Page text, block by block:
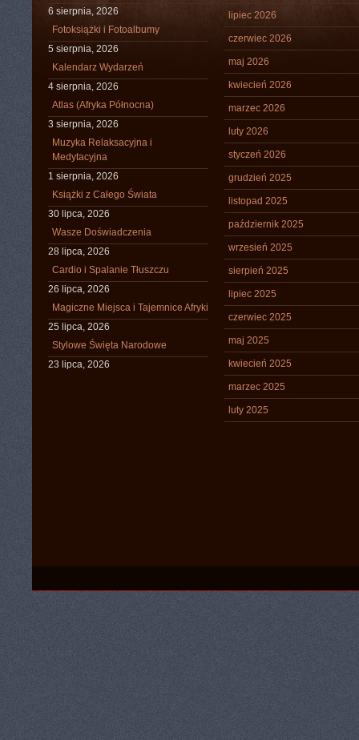
6 sierpnia, 2026
Fotoksiążki i Fotoalbumy
5 sierpnia, 2026
Kalendarz Wydarzeń
4 sierpnia, 2026
Atlas (Afryka Północna)
3 sierpnia, 2026
Muzyka Relaksacyjna i
Medytacyjna
1 sierpnia, 2026
Książki z Całego Świata
30 lipca, 2026
Wasze Doświadczenia
28 lipca, 2026
Cardio i Spalanie Tłuszczu
26 lipca, 2026
Magiczne Miejsca i Tajemnice Afryki
25 lipca, 2026
Stylowe Święta Narodowe
23 lipca, 2026
lipiec 2026
czerwiec 2026
maj 2026
kwiecień 2026
marzec 2026
luty 2026
styczeń 2026
grudzień 2025
listopad 2025
październik 2025
wrzesień 2025
sierpień 2025
lipiec 2025
czerwiec 2025
maj 2025
kwiecień 2025
marzec 2025
luty 2025